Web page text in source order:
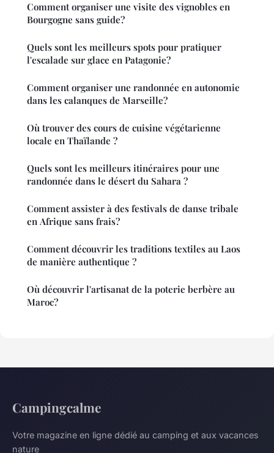
Comment organiser une visite des vignobles en
Bourgogne sans guide?
Quels sont les meilleurs spots pour pratiquer
l'escalade sur glace en Patagonie?
Comment organiser une randonnée en autonomie
dans les calanques de Marseille?
Où trouver des cours de cuisine végétarienne
locale en Thaïlande ?
Quels sont les meilleurs itinéraires pour une
randonnée dans le désert du Sahara ?
Comment assister à des festivals de danse tribale
en Afrique sans frais?
Comment découvrir les traditions textiles au Laos
de manière authentique ?
Où découvrir l'artisanat de la poterie berbère au
Maroc?
Campingcalme
Votre magazine en ligne dédié au camping et aux vacances
nature